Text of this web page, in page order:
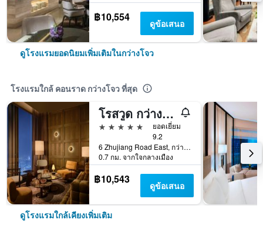
฿10,554 ดูข้อเสนอ
ดูโรงแรมยอดนิยมเพิ่มเติมในกว่างโจว
โรงแรมใกล้ คอนราด กว่างโจว ที่สุด
โรสวูด กว่างโจว
5 ดาว
ยอดเยี่ยม
9.2
6 Zhujiang Road East, กว่างโจว, จีน
0.7 กม. จากใจกลางเมือง
฿10,543 ดูข้อเสนอ
ดูโรงแรมใกล้เคียงเพิ่มเติม